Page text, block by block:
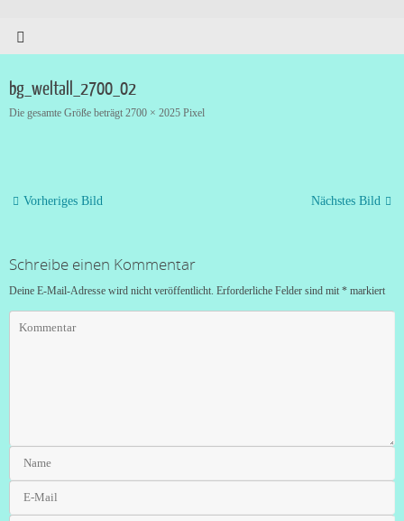
bg_weltall_2700_02
Die gesamte Größe beträgt 2700 × 2025 Pixel
Vorheriges Bild Nächstes Bild
Schreibe einen Kommentar
Deine E-Mail-Adresse wird nicht veröffentlicht. Erforderliche Felder sind mit * markiert